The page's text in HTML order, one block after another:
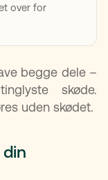
over for
begge dele –
skøde.
uden skødet.
din